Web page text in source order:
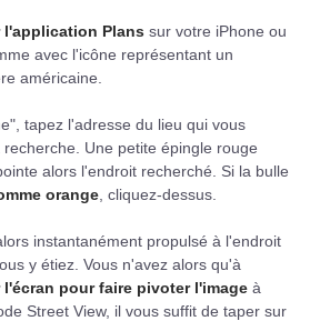
l'application Plans sur votre iPhone ou
avec l'icône représentant un
américaine.
tapez l'adresse du lieu qui vous
Une petite épingle rouge
alors l'endroit recherché. Si la bulle
orange , cliquez-dessus.
instantanément propulsé à l'endroit
y étiez. Vous n'avez alors qu'à
pour faire pivoter l'image à
Street View, il vous suffit de taper sur